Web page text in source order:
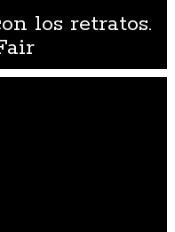
los retratos.